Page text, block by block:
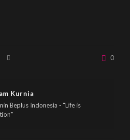
0
Kurnia
Beplus Indonesia - "Life is